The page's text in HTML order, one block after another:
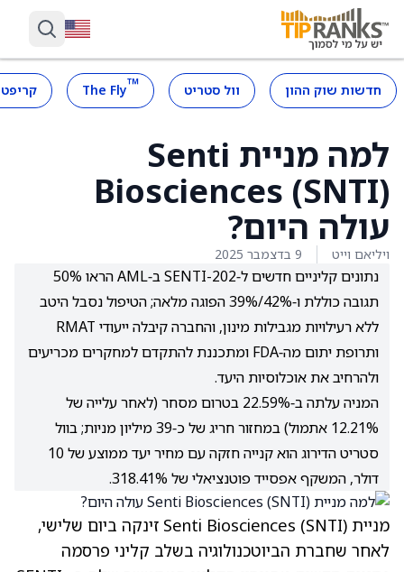
חדשות שוק ההון וול סטריט ™
The Fly
למה מניית Senti
Biosciences (SNTI)
עולה היום?
ויליאם וייט 9 בדצמבר 2025
נתונים קליניים חדשים ל‑SENTI-202 ב‑AML הראו 50%
תגובה כוללת ו‑42%/39% הפוגה מלאה; הטיפול נסבל היטב
ללא רעילויות מגבילות מינון, והחברה קיבלה ייעודי RMAT
ותרופת יתום מה‑FDA ומתכננת להתקדם למחקרים מכריעים
ולהרחיב את אוכלוסיות היעד.
המניה עלתה ב‑22.59% בטרום מסחר (לאחר עלייה של
12.21% אתמול) במחזור חריג של כ‑39 מיליון מניות; בוול
סטריט הדירוג הוא קנייה חזקה עם מחיר יעד ממוצע של 10
דולר, המשקף אפסייד פוטנציאלי של 318.41%.
מניית Senti Biosciences (SNTI)
זינקה ביום שלישי,
לאחר שחברת הביוטכנולוגיה בשלב קליני פרסמה